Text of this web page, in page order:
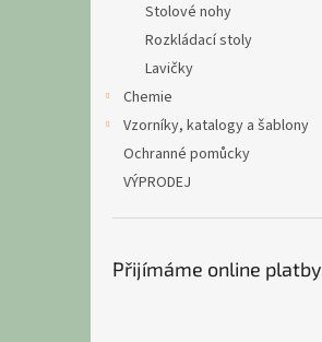
Stolové nohy
Rozkládací stoly
Lavičky
Chemie
Vzorníky, katalogy a šablony
Ochranné pomůcky
VÝPRODEJ
Přijímáme online platby